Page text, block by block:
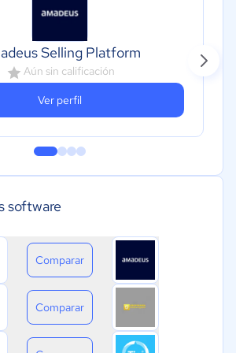
Selling Platform
Aún sin calificación
Ver perfil
software
Comparar
Comparar